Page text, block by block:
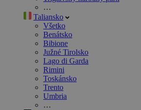
…
Taliansko
Všetko
Benátsko
Bibione
Južné Tirolsko
Lago di Garda
Rimini
Toskánsko
Trento
Umbria
…